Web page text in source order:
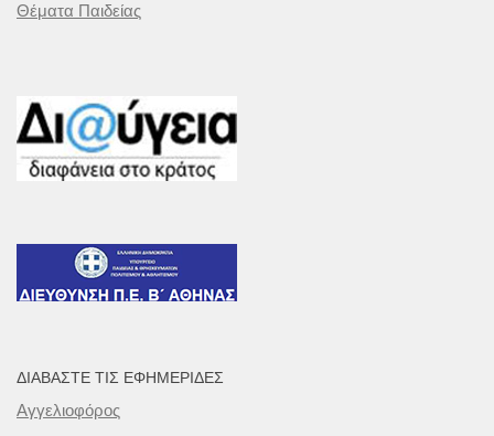
Θέματα Παιδείας
ΔΙΑΒΆΣΤΕ ΤΙΣ ΕΦΗΜΕΡΊΔΕΣ
Αγγελιοφόρος